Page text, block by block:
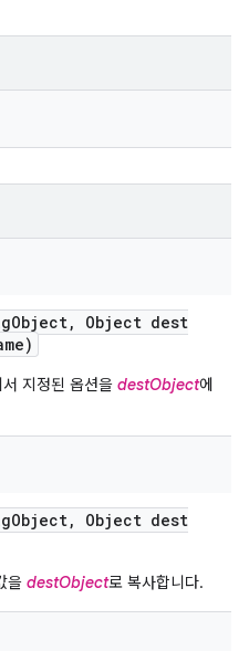
Object,
Object dest
서 지정된 옵션을 destObject에
Object,
Object dest
을 destObject로 복사합니다.